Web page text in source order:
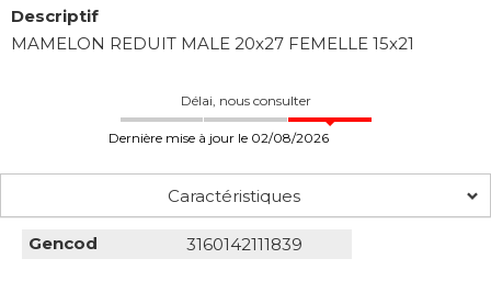
Descriptif
MAMELON REDUIT MALE 20x27 FEMELLE 15x21
Délai, nous consulter
Dernière mise à jour le 02/08/2026
Caractéristiques
Gencod 3160142111839